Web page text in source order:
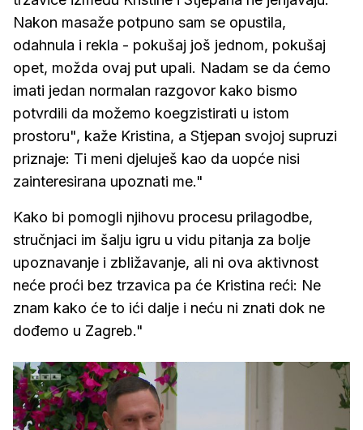
Nakon masaže potpuno sam se opustila,
odahnula i rekla - pokušaj još jednom, pokušaj
opet, možda ovaj put upali. Nadam se da ćemo
imati jedan normalan razgovor kako bismo
potvrdili da možemo koegzistirati u istom
prostoru", kaže Kristina, a Stjepan svojoj supruzi
priznaje: Ti meni djeluješ kao da uopće nisi
zainteresirana upoznati me."
Kako bi pomogli njihovu procesu prilagodbe,
stručnjaci im šalju igru u vidu pitanja za bolje
upoznavanje i zbližavanje, ali ni ova aktivnost
neće proći bez trzavica pa će Kristina reći: Ne
znam kako će to ići dalje i neću ni znati dok ne
dođemo u Zagreb."